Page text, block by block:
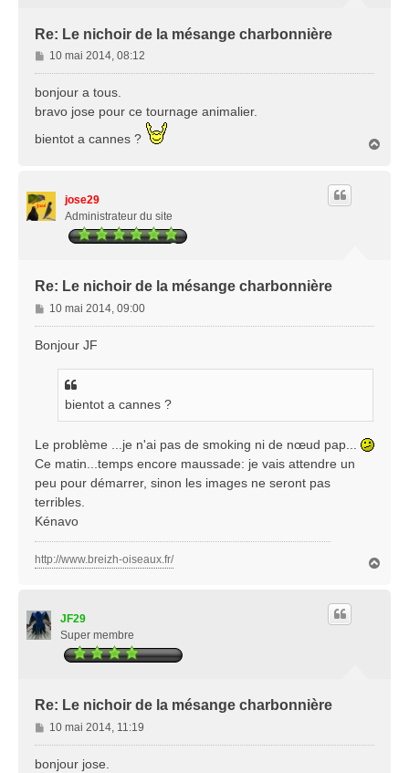
Re: Le nichoir de la mésange charbonnière
M
e
s
g
10 mai 2014, 08:12
bonjour a tous.
bravo jose pour ce tournage animalier.
bientot a cannes ?
jose29
Administrateur du site
Re: Le nichoir de la mésange charbonnière
M
e
s
10 mai 2014, 09:00
Bonjour JF
bientot a cannes ?
Le problème ...je n'ai pas de smoking ni de nœud pap...
Ce matin...temps encore maussade: je vais attendre un
peu pour démarrer, sinon les images ne seront pas
terribles.
Kénavo
http://www.breizh-oiseaux.fr/
JF29
Super membre
Re: Le nichoir de la mésange charbonnière
M
e
s
10 mai 2014, 11:19
bonjour jose.